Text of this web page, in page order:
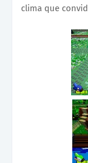
clima que